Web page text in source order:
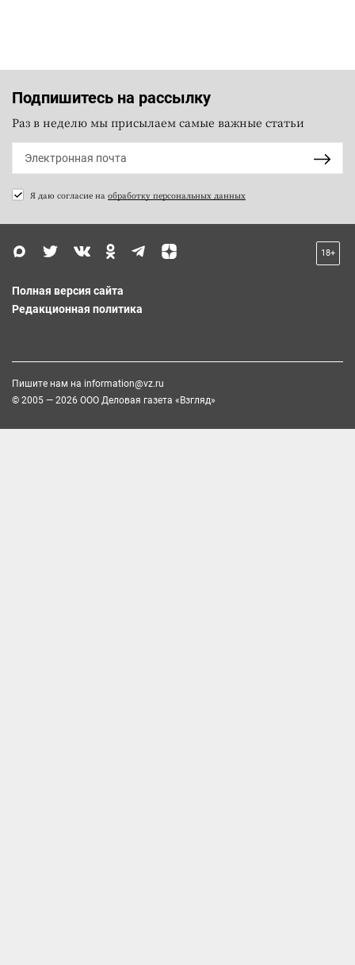
Подпишитесь на рассылку
Раз в неделю мы присылаем самые важные статьи
Я даю согласие на обработку персональных данных
18+
Полная версия сайта
Редакционная политика
Пишите нам на information@vz.ru
© 2005 — 2026 ООО Деловая газета «Взгляд»